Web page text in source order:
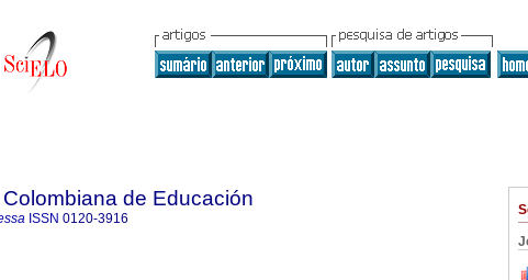
de Educación
ISSN 0120-3916